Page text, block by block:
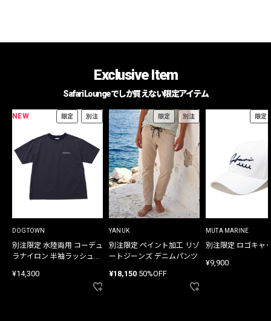
Exclusive Item
Safari Loungeでしか買えない限定アイテム
NEW 限定 別注
DOGTOWN
別注限定 水陸両用 コーデュ
ラナイロン 半袖ラッシュガ
¥14,300
限定 別注
YANUK
別注限定 ペイント加工 リゾ
ートジーンズ デニムパンツ
¥18,150 50%OFF
限定
MUTA MARINE
別注限定 ロゴキャ
¥9,900